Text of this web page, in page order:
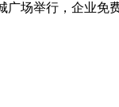
场举行，企业免